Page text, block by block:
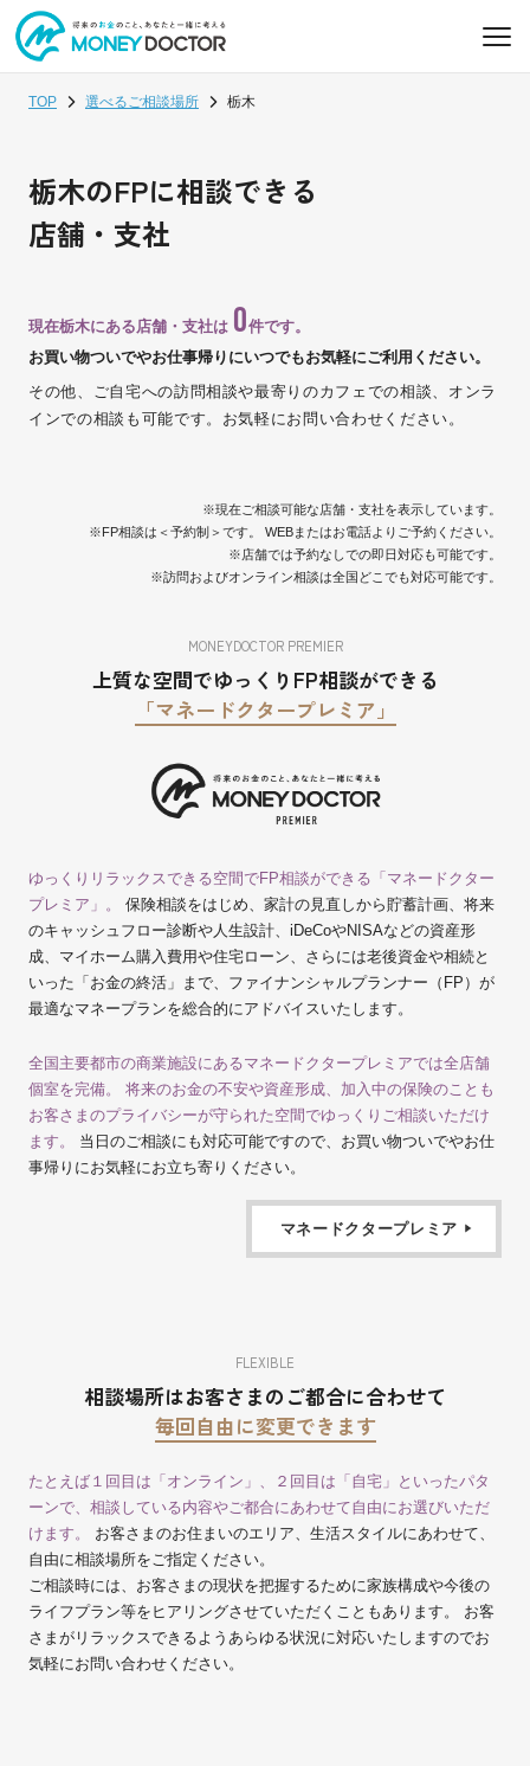
TOP 選べるご相談場所 栃木
栃木のFPに相談できる
店舗・支社
現在栃木にある店舗・支社は 0件です。
お買い物ついでやお仕事帰りにいつでもお気軽にご利用ください。
その他、ご自宅への訪問相談や最寄りのカフェでの相談、オンラ
インでの相談も可能です。お気軽にお問い合わせください。
※現在ご相談可能な店舗・支社を表示しています。
※FP相談は＜予約制＞です。 WEBまたはお電話よりご予約ください。
※店舗では予約なしでの即日対応も可能です。
※訪問およびオンライン相談は全国どこでも対応可能です。
MONEYDOCTOR PREMIER
上質な空間でゆっくりFP相談ができる
「マネードクタープレミア」
ゆっくりリラックスできる空間でFP相談ができる「マネードクター
プレミア」。 保険相談をはじめ、家計の見直しから貯蓄計画、将来
のキャッシュフロー診断や人生設計、iDeCoやNISAなどの資産形
成、マイホーム購入費用や住宅ローン、さらには老後資金や相続と
いった「お金の終活」まで、ファイナンシャルプランナー（FP）が
最適なマネープランを総合的にアドバイスいたします。
全国主要都市の商業施設にあるマネードクタープレミアでは全店舗
個室を完備。 将来のお金の不安や資産形成、加入中の保険のことも
お客さまのプライバシーが守られた空間でゆっくりご相談いただけ
ます。 当日のご相談にも対応可能ですので、お買い物ついでやお仕
事帰りにお気軽にお立ち寄りください。
マネードクタープレミア
FLEXIBLE
相談場所はお客さまのご都合に合わせて
毎回自由に変更できます
たとえば１回目は「オンライン」、２回目は「自宅」といったパタ
ーンで、相談している内容やご都合にあわせて自由にお選びいただ
けます。
お客さまのお住まいのエリア、生活スタイルにあわせて、
自由に相談場所をご指定ください。
ご相談時には、お客さまの現状を把握するために家族構成や今後の
ライフプラン等をヒアリングさせていただくこともあります。 お客
さまがリラックスできるようあらゆる状況に対応いたしますのでお
気軽にお問い合わせください。